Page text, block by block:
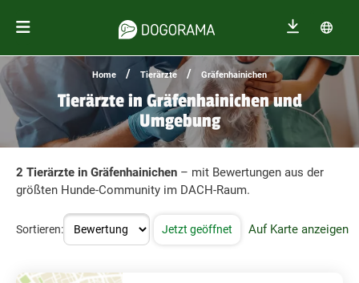
Home / Tierärzte / Gräfenhainichen
Tierärzte in Gräfenhainichen und
Umgebung
2 Tierärzte in Gräfenhainichen – mit Bewertungen aus der
größten Hunde-Community im DACH-Raum.
Sortieren: Jetzt geöffnet Auf Karte anzeigen